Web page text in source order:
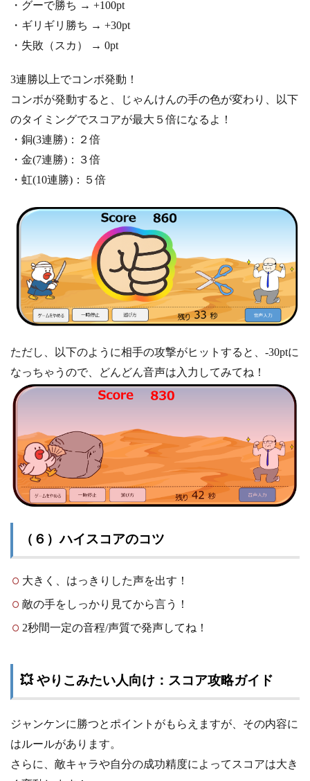
・グーで勝ち → +100pt
・ギリギリ勝ち → +30pt
・失敗（スカ） → 0pt
3連勝以上でコンボ発動！
コンボが発動すると、じゃんけんの手の色が変わり、以下
のタイミングでスコアが最大５倍になるよ！
・銅(3連勝)：２倍
・金(7連勝)：３倍
・虹(10連勝)：５倍
ただし、以下のように相手の攻撃がヒットすると、-30ptに
なっちゃうので、どんどん音声は入力してみてね！
（６）ハイスコアのコツ
大きく、はっきりした声を出す！
敵の手をしっかり見てから言う！
2秒間一定の音程/声質で発声してね！
💥 やりこみたい人向け：スコア攻略ガイド
ジャンケンに勝つとポイントがもらえますが、その内容に
はルールがあります。
さらに、敵キャラや自分の成功精度によってスコアは大き